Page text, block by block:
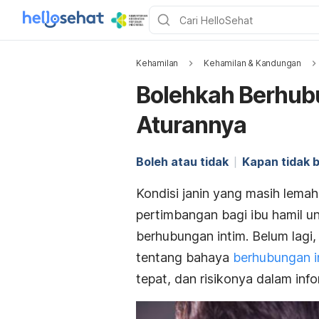
Kehamilan Kehamilan & Kandungan
Bolehkah
Aturannya
Boleh atau tidak Kapan tidak
Kondisi janin yang masih
pertimbangan bagi ibu hamil
berhubungan intim. Belum
tentang bahaya berhubungan
tepat, dan risikonya dalam